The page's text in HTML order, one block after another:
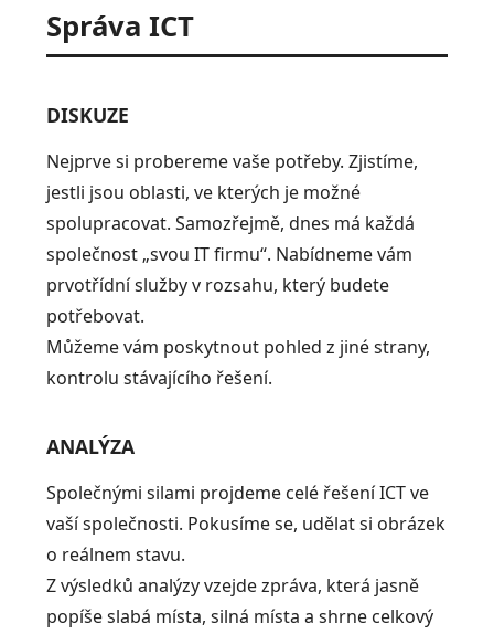
Správa ICT
DISKUZE
Nejprve si probereme vaše potřeby. Zjistíme,
jestli jsou oblasti, ve kterých je možné
spolupracovat. Samozřejmě, dnes má každá
společnost „svou IT firmu“. Nabídneme vám
prvotřídní služby v rozsahu, který budete
potřebovat.
Můžeme vám poskytnout pohled z jiné strany,
kontrolu stávajícího řešení.
ANALÝZA
Společnými silami projdeme celé řešení ICT ve
vaší společnosti. Pokusíme se, udělat si obrázek
o reálnem stavu.
Z výsledků analýzy vzejde zpráva, která jasně
popíše slabá místa, silná místa a shrne celkový